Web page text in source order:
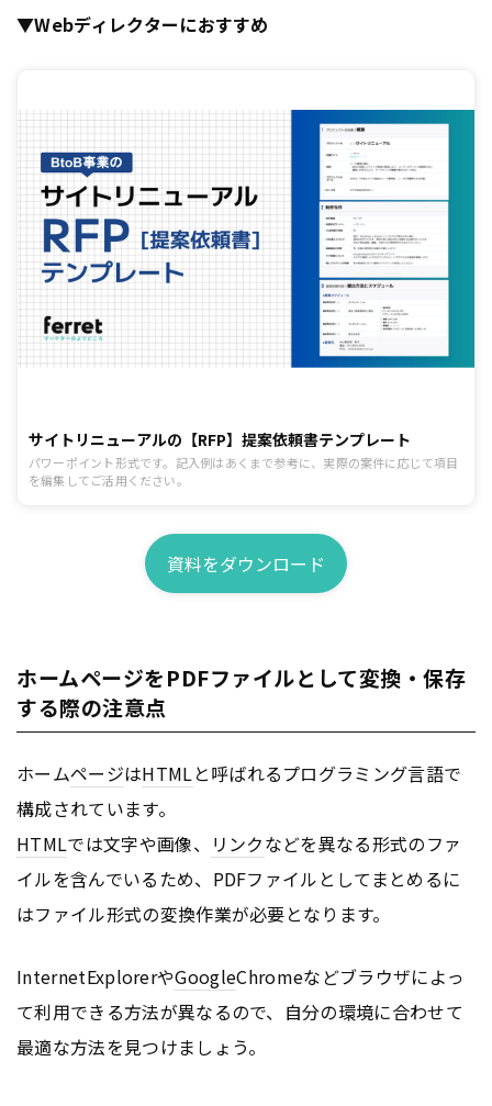
▼Webディレクターにおすすめ
サイトリニューアルの【RFP】提案依頼書テンプレート
パワーポイント形式です。記入例はあくまで参考に、実際の案件に応じて項目
を編集してご活用ください。
資料をダウンロード
ホームページをPDFファイルとして変換・保存
する際の注意点
ホームページはHTMLと呼ばれるプログラミング言語で
構成されています。
HTMLでは文字や画像、 リンクなどを異なる形式のファ
イルを含んでいるため、PDFファイルとしてまとめるに
はファイル形式の変換作業が必要となります。
InternetExplorerやGoogleChromeなどブラウザによっ
て利用できる方法が異なるので、自分の環境に合わせて
最適な方法を見つけましょう。